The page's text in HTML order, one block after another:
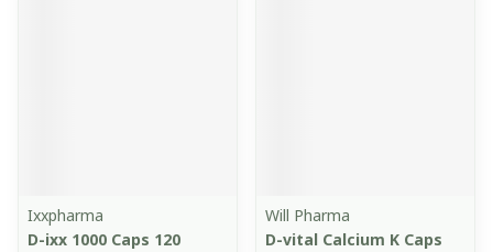
Ixxpharma
D-ixx 1000 Caps 120
Will Pharma
D-vital Calcium K Caps